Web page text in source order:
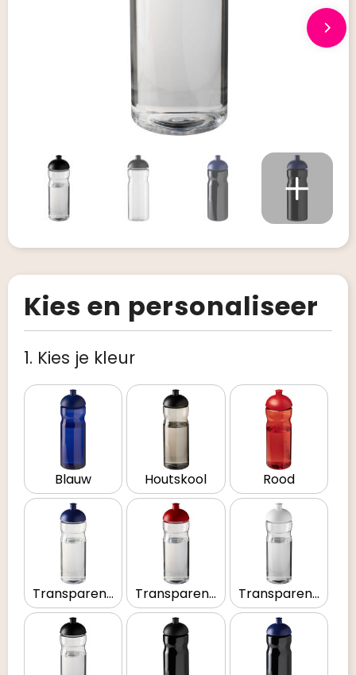
Kies en personaliseer
1. Kies je kleur
Blauw Houtskool Rood
Transparent/Blauw Transparent/Rood Transparent/Wit